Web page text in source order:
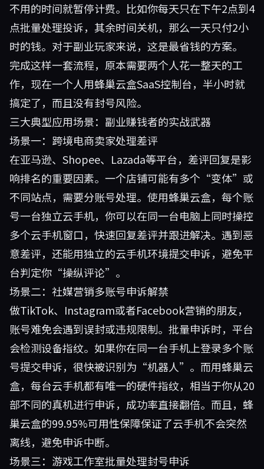
不用的时间就暂停计费。比如你每天只在下午2点到4
点批量处理投诉，其余时间关机，那么一天只付2小
时的钱。对于副业玩家来说，这是最省钱的方案。
完成这样一套流程，原本需要两个人花一整天的工
作，现在一个人用蜂巢云盒SaaS控制台，半小时就
搞定了，而且没有封号风险。
三大典型应用场景：副业赚钱者的实战武器
场景一：跨境电商卖家处理差评
在亚马逊、Shopee、Lazada等平台，差评回复是影
响排名的重要因素。一个店铺可能有多个“变体”或
不同站点，需要分账号处理。使用蜂巢云盒，每个账
号一台独立云手机，你可以在同一台电脑上同时操控
多个云手机窗口，快速回复差评并跟进解决。遇到恶
意差评，还能用独立的云手机环境提交申诉，避免平
台判定你“操纵评论”。
场景二：社媒营销多账号申诉解禁
做TikTok、Instagram或者Facebook营销的朋友，
账号难免会遇到误封或违规限制。批量申诉时，平台
会检测设备指纹。如果你在同一台手机上登录多个账
号提交申诉，很快被识别为“机器人”。而用蜂巢云
盒，每台云手机都有唯一的硬件指纹，相当于你从20
部不同的真机进行申诉，成功率直接翻倍。而且，蜂
巢云盒的99.95%可用性保障保证了云手机不会突然
离线，避免申诉中断。
场景三：游戏工作室批量处理封号申诉